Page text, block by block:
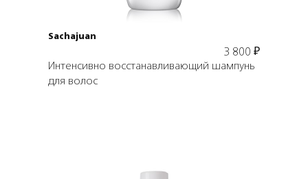
Sachajuan
3 800 ₽
Интенсивно восстанавливающий шампунь
для волос